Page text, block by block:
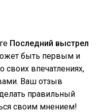
Последний выстрел
быть первым и
впечатлениях,
Ваш отзыв
правильный
своим мнением!